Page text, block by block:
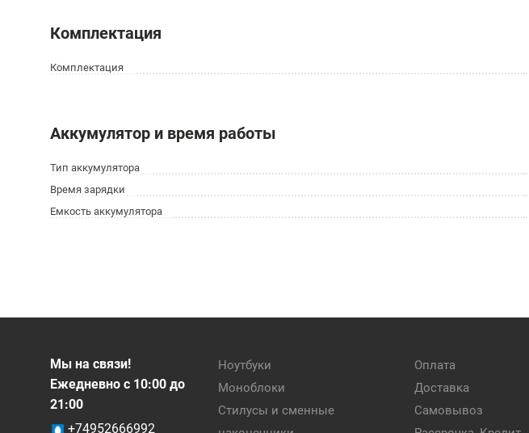
Комплектация
Комплектация
Аккумулятор и время работы
Тип аккумулятора
Время зарядки
Емкость аккумулятора
Мы на связи!
Ежедневно с 10:00 до
21:00
+74952666992
Ноутбуки
Моноблоки
Стилусы и сменные
Оплата
Доставка
Самовывоз